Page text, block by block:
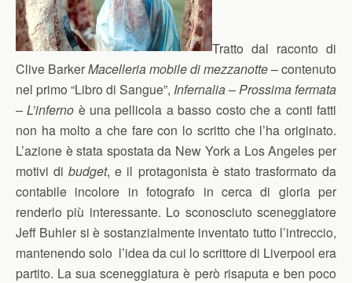
Tratto dal raconto di
Clive BarkerMacelleria mobile di mezzanotte– contenuto
nel primo “Libro di Sangue”, Infernalia–Prossima fermata
– L’inferno è una pellicola a basso costo che a conti fatti
non ha molto a che fare con lo scritto che l’ha originato.
L’azione è stata spostata da New York a Los Angeles per
motivi dibudget, e il protagonista è stato trasformato da
contabile incolore in fotografo in cerca di gloria per
renderlo più interessante. Lo sconosciuto sceneggiatore
Jeff Buhler si è sostanzialmente inventato tutto l’intreccio,
mantenendo solo l’idea da cui lo scrittore di Liverpool era
partito. La sua sceneggiatura è però risaputa e ben poco